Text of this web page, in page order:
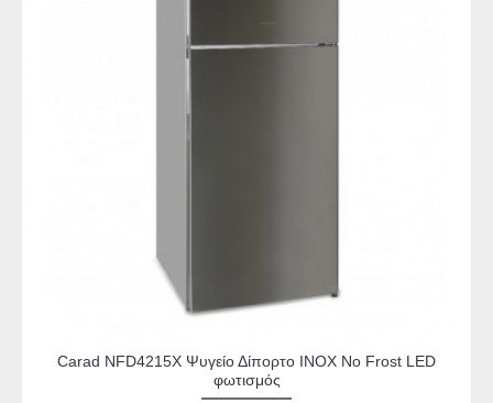
Carad NFD4215X Ψυγείο Δίπορτο INOX No Frost LED
φωτισμός